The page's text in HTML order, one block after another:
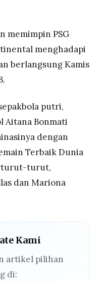
memimpin PSG
menghadapi
berlangsung Kamis
putri,
Aitana Bonmati
dengan
Terbaik Dunia
turut,
dan Mariona
Kami
artikel pilihan
di: